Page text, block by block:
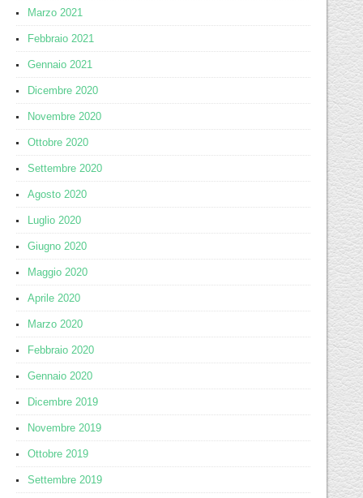
Marzo 2021
Febbraio 2021
Gennaio 2021
Dicembre 2020
Novembre 2020
Ottobre 2020
Settembre 2020
Agosto 2020
Luglio 2020
Giugno 2020
Maggio 2020
Aprile 2020
Marzo 2020
Febbraio 2020
Gennaio 2020
Dicembre 2019
Novembre 2019
Ottobre 2019
Settembre 2019